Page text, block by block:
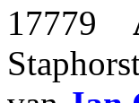
17779